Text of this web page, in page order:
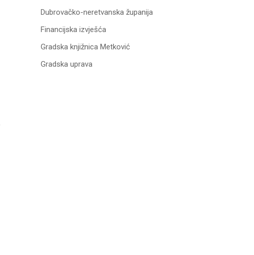
Dubrovačko-neretvanska županija
Financijska izvješća
Gradska knjižnica Metković
Gradska uprava